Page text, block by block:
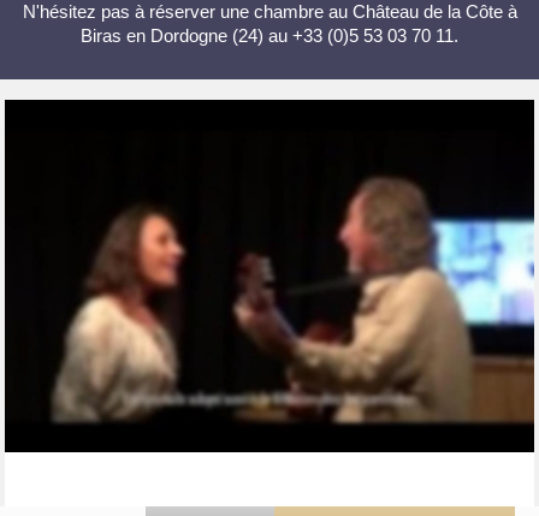
N'hésitez pas à réserver une chambre au Château de la Côte à
Biras en Dordogne (24) au +33 (0)5 53 03 70 11.